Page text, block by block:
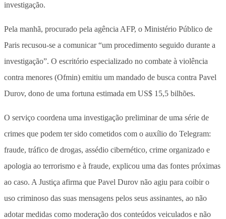
investigação.
Pela manhã, procurado pela agência AFP, o Ministério Público de
Paris recusou-se a comunicar “um procedimento seguido durante a
investigação”. O escritório especializado no combate à violência
contra menores (Ofmin) emitiu um mandado de busca contra Pavel
Durov, dono de uma fortuna estimada em US$ 15,5 bilhões.
O serviço coordena uma investigação preliminar de uma série de
crimes que podem ter sido cometidos com o auxílio do Telegram:
fraude, tráfico de drogas, assédio cibernético, crime organizado e
apologia ao terrorismo e à fraude, explicou uma das fontes próximas
ao caso. A Justiça afirma que Pavel Durov não agiu para coibir o
uso criminoso das suas mensagens pelos seus assinantes, ao não
adotar medidas como moderação dos conteúdos veiculados e não